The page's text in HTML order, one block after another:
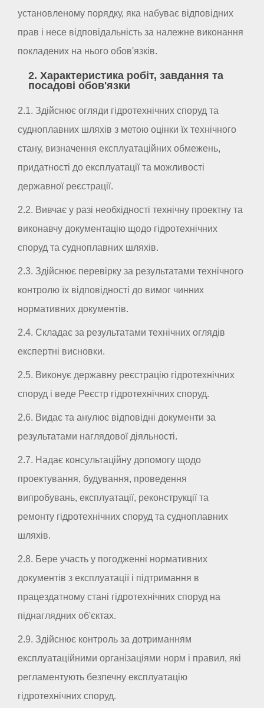
установленому порядку, яка набуває відповідних
прав і несе відповідальність за належне виконання
покладених на нього обов'язків.
2. Характеристика робіт, завдання та
посадові обов'язки
2.1. Здійснює огляди гідротехнічних споруд та
судноплавних шляхів з метою оцінки їх технічного
стану, визначення експлуатаційних обмежень,
придатності до експлуатації та можливості
державної реєстрації.
2.2. Вивчає у разі необхідності технічну проектну та
виконавчу документацію щодо гідротехнічних
споруд та судноплавних шляхів.
2.3. Здійснює перевірку за результатами технічного
контролю їх відповідності до вимог чинних
нормативних документів.
2.4. Складає за результатами технічних оглядів
експертні висновки.
2.5. Виконує державну реєстрацію гідротехнічних
споруд і веде Реєстр гідротехнічних споруд.
2.6. Видає та анулює відповідні документи за
результатами наглядової діяльності.
2.7. Надає консультаційну допомогу щодо
проектування, будування, проведення
випробувань, експлуатації, реконструкції та
ремонту гідротехнічних споруд та судноплавних
шляхів.
2.8. Бере участь у погодженні нормативних
документів з експлуатації і підтримання в
працездатному стані гідротехнічних споруд на
піднаглядних об'єктах.
2.9. Здійснює контроль за дотриманням
експлуатаційними організаціями норм і правил, які
регламентують безпечну експлуатацію
гідротехнічних споруд.